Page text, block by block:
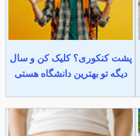
پشت کنکوری؟ کلیک کن و سال
دیگه تو بهترین دانشگاه هستی